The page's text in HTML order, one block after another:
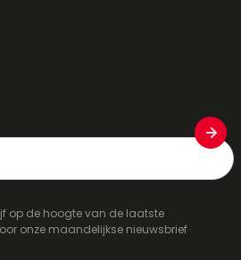
op de hoogte van de laatste
onze maandelijkse nieuwsbrief